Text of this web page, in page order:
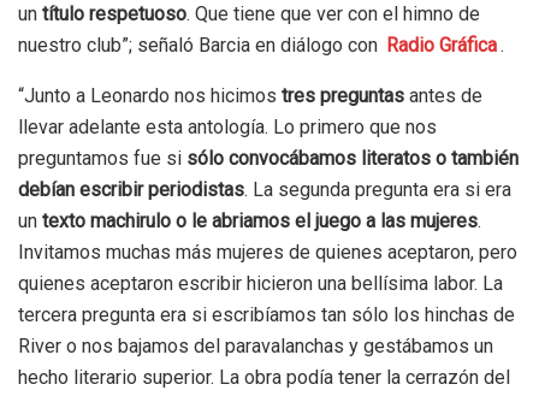
un título respetuoso. Que tiene que ver con el himno de
nuestro club”; señaló Barcia en diálogo con Radio Gráfica.
“Junto a Leonardo nos hicimos tres preguntas antes de
llevar adelante esta antología. Lo primero que nos
preguntamos fue si sólo convocábamos literatos o también
debían escribir periodistas. La segunda pregunta era si era
un texto machirulo o le abriamos el juego a las mujeres.
Invitamos muchas más mujeres de quienes aceptaron, pero
quienes aceptaron escribir hicieron una bellísima labor. La
tercera pregunta era si escribíamos tan sólo los hinchas de
River o nos bajamos del paravalanchas y gestábamos un
hecho literario superior. La obra podía tener la cerrazón del